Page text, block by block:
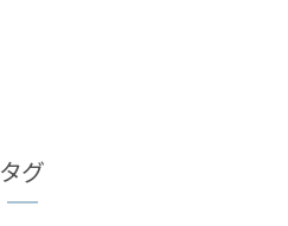
タグ